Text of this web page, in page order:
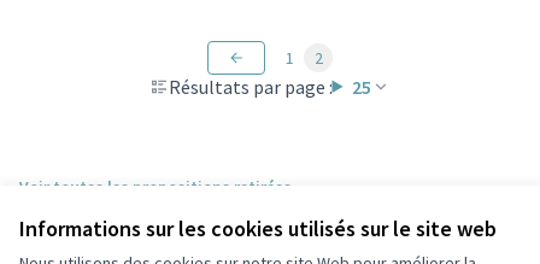
Informations sur les cookies utilisés sur le site web
Résultats par page : 25
1 2
Voir toutes les propositions retirées